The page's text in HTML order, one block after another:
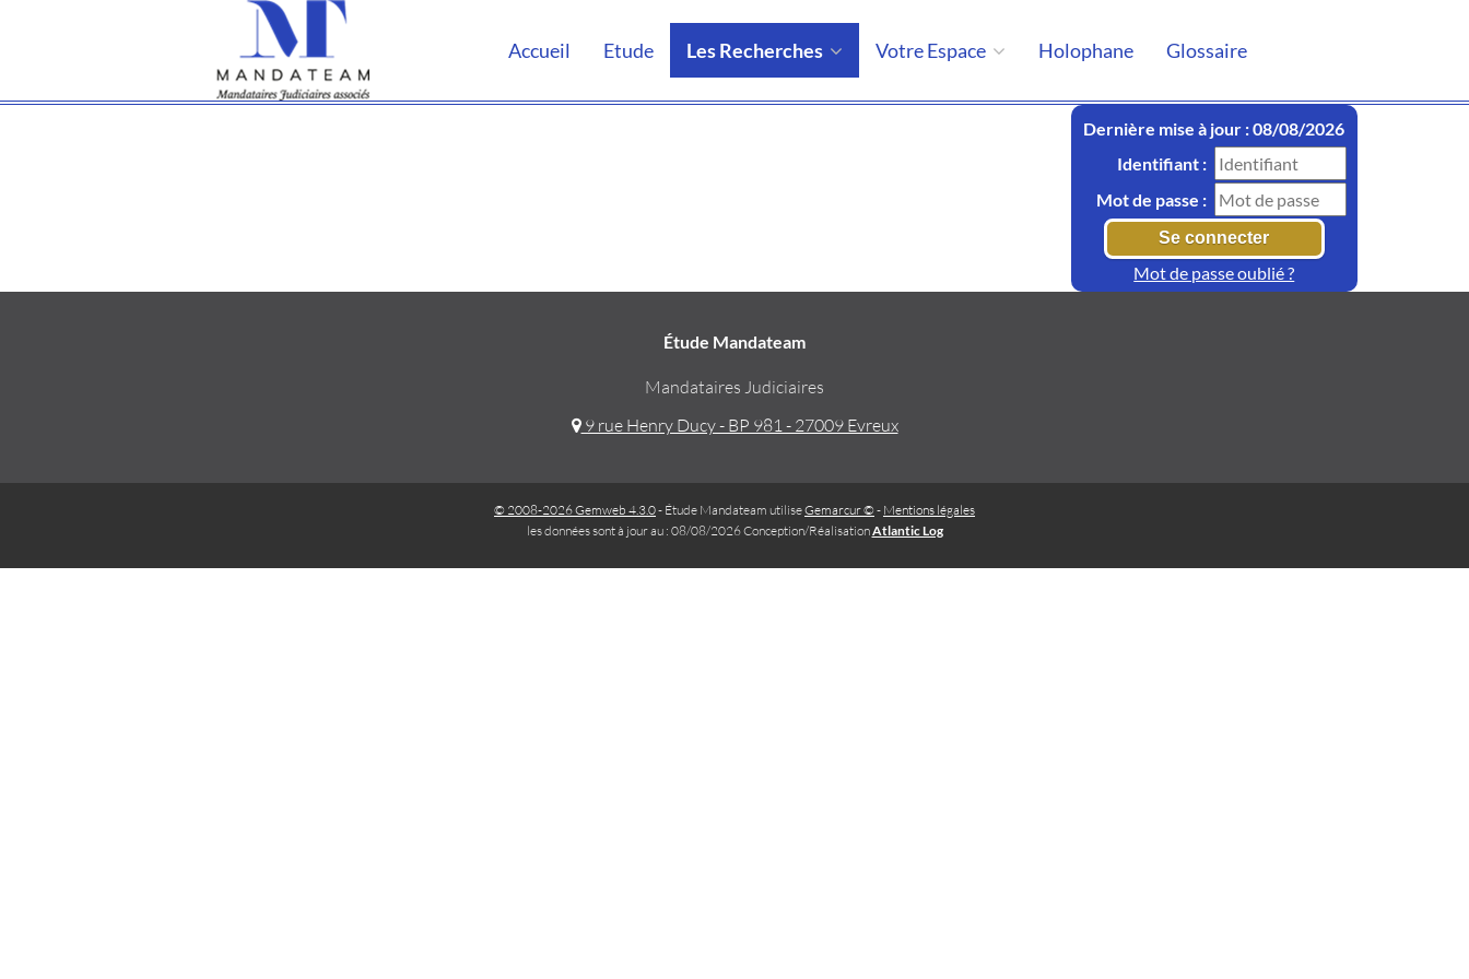
Accueil Etude Les Recherches Votre Espace Holophane Glossaire
Dernière mise à jour : 08/08/2026
Identifiant :
Mot de passe :
Mot de passe oublié ?
Étude Mandateam
Mandataires Judiciaires
9 rue Henry Ducy - BP 981 - 27009 Evreux
© 2008-2026 Gemweb 4.3.0- Étude Mandateam utiliseGemarcur © - Mentions légales
les données sont à jour au : 08/08/2026 Conception/RéalisationAtlantic Log